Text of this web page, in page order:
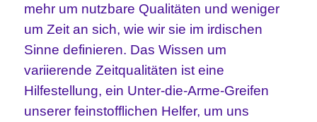
mehr um nutzbare Qualitäten und weniger
um Zeit an sich, wie wir sie im irdischen
Sinne definieren. Das Wissen um
variierende Zeitqualitäten ist eine
Hilfestellung, ein Unter-die-Arme-Greifen
unserer feinstofflichen Helfer, um uns